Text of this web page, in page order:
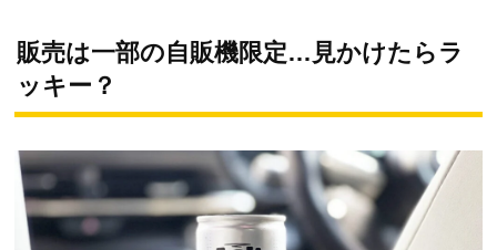
販売は一部の自販機限定…見かけたらラ
ッキー？